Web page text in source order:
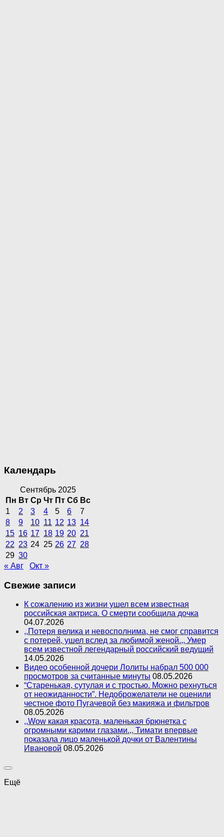
Календарь
Сентябрь 2025
Пн Вт Ср Чт Пт Сб Вс
1
2 3 4 5 6
7
8
9 10 11 12 13 14
15 16 17 18 19 20 21
22 23 24 25 26 27 28
29 30
« Авг
Окт »
Свежие записи
К сожалению из жизни ушел всем известная
российская актриса. О смерти сообщила дочка
04.07.2026
,,Потеря велика и невосполнима, не смог справится
с потерей, ушел вслед за любимой женой.,, Умер
всем известной легендарный российский ведущий
14.05.2026
Видео особенной дочери Лолиты набрал 500 000
просмотров за считанные минуты 08.05.2026
“Старенькая, сутулая и с тростью. Можно рехнуться
от неожиданности”. Недоброжелатели не оценили
честное фото Пугачевой без макияжа и фильтров
08.05.2026
,,Wow какая красота, маленькая брюнетка с
огромными карими глазами.,, Тимати впервые
показала лицо маленькой дочки от Валентины
Ивановой 08.05.2026
Ещё